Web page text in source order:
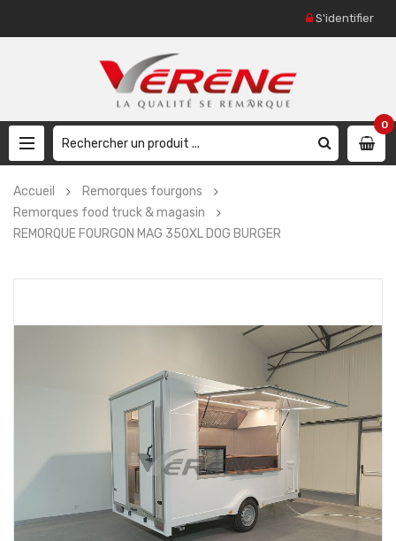
S'identifier
0
Accueil
Remorques fourgons
Remorques food truck & magasin
REMORQUE FOURGON MAG 350XL DOG BURGER